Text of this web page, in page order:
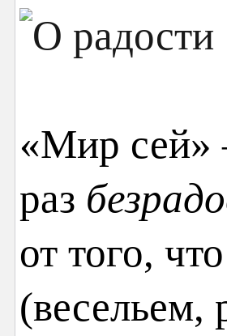
«Мир сей»
раз
от того,